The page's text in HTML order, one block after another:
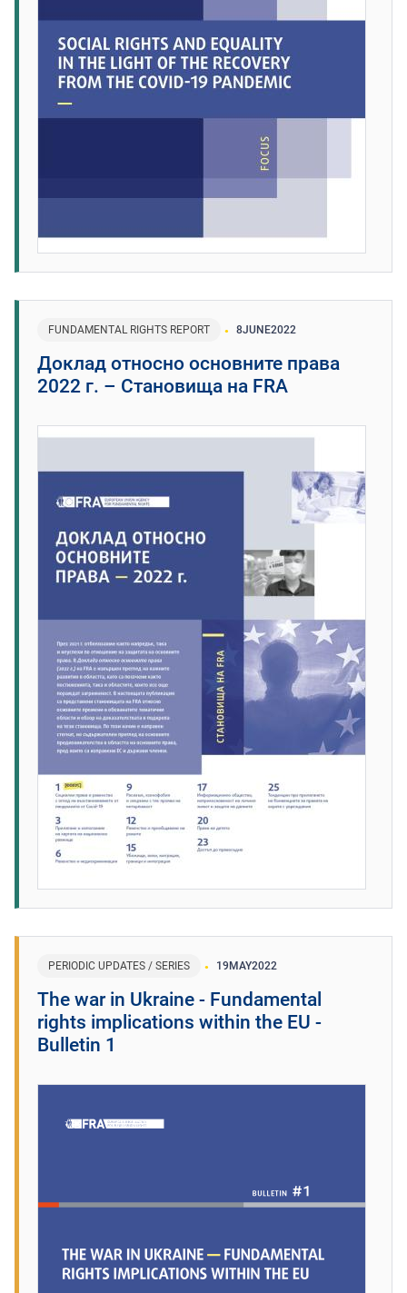
FUNDAMENTAL RIGHTS REPORT 8JUNE2022
Доклад относно основните права
2022 г. – Становища на FRA
PERIODIC UPDATES / SERIES 19MAY2022
The war in Ukraine - Fundamental
rights implications within the EU -
Bulletin 1